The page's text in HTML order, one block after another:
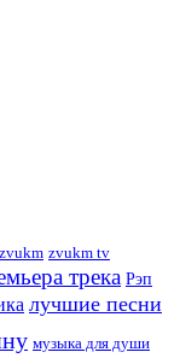
zvukm zvukm tv
трека Рэп
лучшие песни
музыка для души